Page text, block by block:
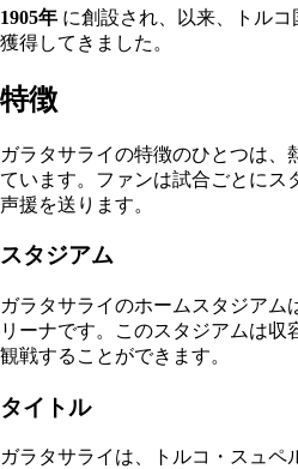
1905年 に創設され、以来、トル
獲得してきました。
特徴
ガラタサライの特徴のひとつは、
ています。ファンは試合ごとにス
声援を送ります。
スタジアム
ガラタサライのホームスタジアム
リーナです。このスタジアムは収
観戦することができます。
タイトル
ガラタサライは、トルコ・スュペ